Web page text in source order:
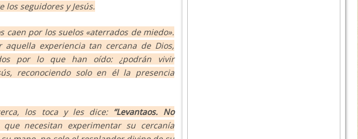
los seguidores y Jesús.
caen por los suelos «aterrados de miedo».
aquella experiencia tan cercana de Dios,
por lo que han oído: ¿podrán vivir
reconociendo solo en él la presencia
los toca y les dice: “Levantaos. No
que necesitan experimentar su cercanía